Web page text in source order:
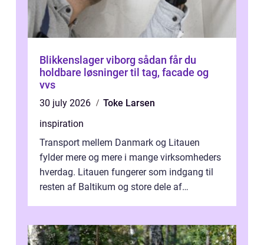
Blikkenslager viborg sådan får du
holdbare løsninger til tag, facade og
vvs
30 july 2026
Toke Larsen
inspiration
Transport mellem Danmark og Litauen
fylder mere og mere i mange virksomheders
hverdag. Litauen fungerer som indgang til
resten af Baltikum og store dele af